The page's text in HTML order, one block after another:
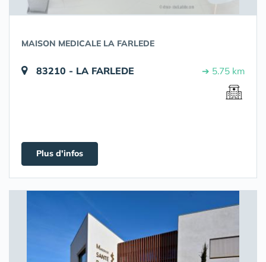
MAISON MEDICALE LA FARLEDE
83210 - LA FARLEDE ➔ 5.75 km
Plus d'infos